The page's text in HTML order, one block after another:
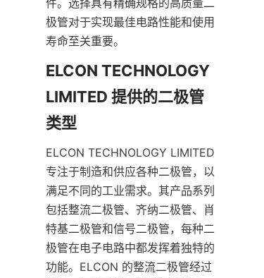
件。选择具有精确规格的高质量二
极管对于实现最佳电路性能和使用
ELCON TECHNOLOGY
LIMITED 提供的二极管
ELCON TECHNOLOGY LIMITED
专注于制造和供应各种二极管，以
满足不同的工业需求。其产品系列
包括整流二极管、齐纳二极管、肖
特基二极管和信号二极管，每种二
极管在电子电路中都发挥着独特的
功能。ELCON 的整流二极管经过